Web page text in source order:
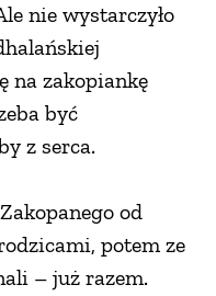
nie wystarczyło
na zakopiankę
być
z serca.
od
potem ze
– już razem.